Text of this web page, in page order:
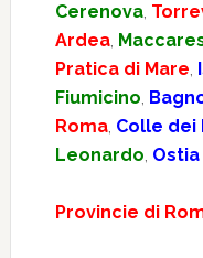
Cerenova,
Ardea,
Pratica di Mare,
Fiumicino,
Roma, Colle dei
Leonardo,
Provincie di